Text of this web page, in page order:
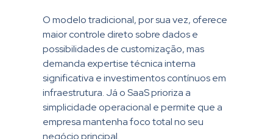
O modelo tradicional, por sua vez, oferece
maior controle direto sobre dados e
possibilidades de customização, mas
demanda expertise técnica interna
significativa e investimentos contínuos em
infraestrutura. Já o SaaS prioriza a
simplicidade operacional e permite que a
empresa mantenha foco total no seu
negócio principal.